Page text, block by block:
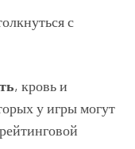
, кровь и
у игры могут